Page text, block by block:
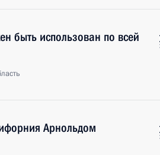
быть использован по всей
Арнольдом